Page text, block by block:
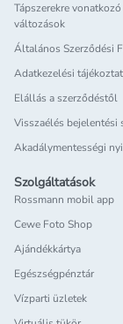
Tápszerekre
változások
Általános Szerződési
Adatkezelési
Elállás a szerződéstől
Visszaélés bejelentési
Akadálymentességi
Szolgáltatások
Rossmann mobil app
Cewe Foto Shop
Ajándékkártya
Egészségpénztár
Vízparti üzletek